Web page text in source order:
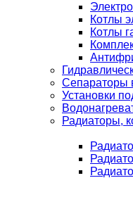
Котлы
Котлы
Сепараторы
Установки
Радиаторы,